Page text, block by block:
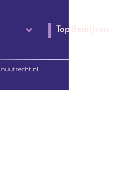
Top Bedrijven
nuutrecht.nl